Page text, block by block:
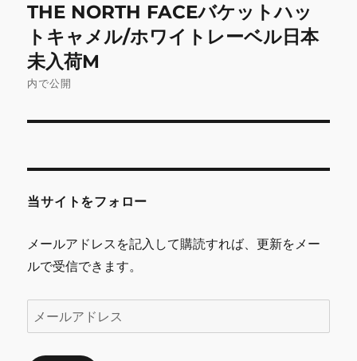
稿
ナ
ビ
ゲ
ー
シ
ン
THE NORTH FACEバケットハッ
トキャメル/ホワイトレーベル日本
未入荷M
内で公開
当サイトをフォロー
メールアドレスを記入して購読すれば、更新をメー
ルで受信できます。
ー
ル